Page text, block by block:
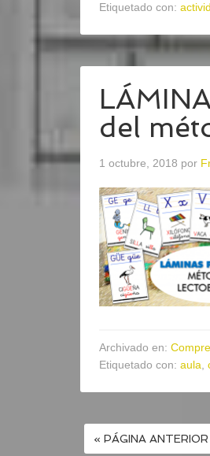
Etiquetado con:
del
1 octubre, 2018 por
Archivado en:
Etiquetado con: aula
« PÁGINA ANTERIOR